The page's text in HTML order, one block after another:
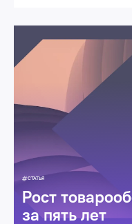
Бизнес
СТАТЬЯ
Рост
за пять лет